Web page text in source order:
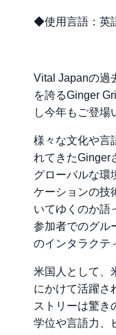
◆使用言語：英
Vital Japanの過
を誇るGinger
し今年もご登場
様々な文化や言
れてきたGinger
グローバルな環
ケーションの技
いてゆくのか語
参加者でのグル
のインタラクテ
米国人として、
にかけて活躍さ
ストリーは驚き
学位や言語力、